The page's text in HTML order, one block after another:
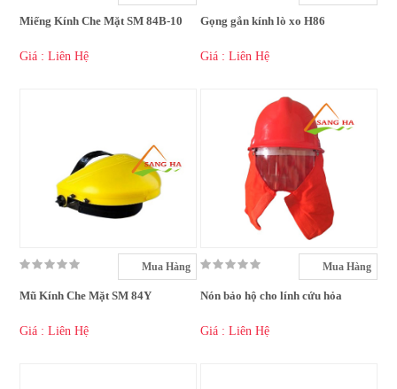
Miếng Kính Che Mặt SM 84B-10
Giá : Liên Hệ
Gọng gắn kính lò xo H86
Giá : Liên Hệ
Mua Hàng
Mũ Kính Che Mặt SM 84Y
Giá : Liên Hệ
Mua Hàng
Nón bảo hộ cho lính cứu hỏa
Giá : Liên Hệ